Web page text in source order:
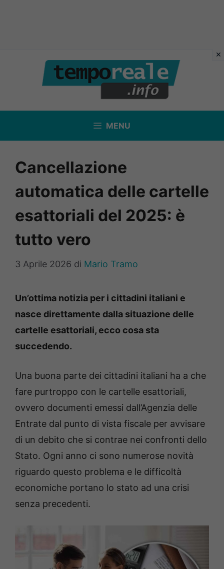
contenuto
MENU
Cancellazione
automatica delle cartelle
esattoriali del 2025: è
tutto vero
3 Aprile 2026 di Mario Tramo
Un’ottima notizia per i cittadini italiani e
nasce direttamente dalla situazione delle
cartelle esattoriali, ecco cosa sta
succedendo.
Una buona parte dei cittadini italiani ha a che
fare purtroppo con le cartelle esattoriali,
ovvero documenti emessi dall’Agenzia delle
Entrate dal punto di vista fiscale per avvisare
di un debito che si contrae nei confronti dello
Stato. Ogni anno ci sono numerose novità
riguardo questo problema e le difficoltà
economiche portano lo stato ad una crisi
senza precedenti.